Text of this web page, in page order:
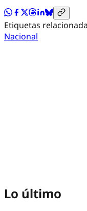
Etiquetas
Nacional
Lo último